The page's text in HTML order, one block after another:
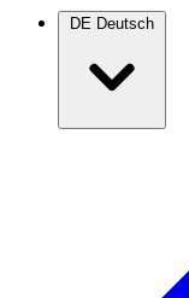
DE Deutsch